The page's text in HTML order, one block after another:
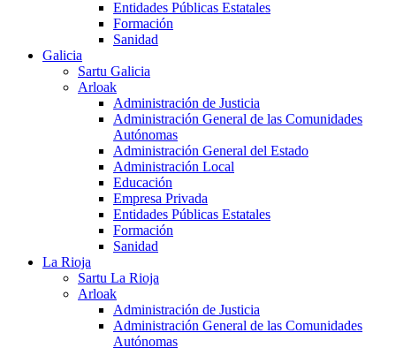
Entidades Públicas Estatales
Formación
Sanidad
Galicia
Sartu Galicia
Arloak
Administración de Justicia
Administración General de las Comunidades
Autónomas
Administración General del Estado
Administración Local
Educación
Empresa Privada
Entidades Públicas Estatales
Formación
Sanidad
La Rioja
Sartu La Rioja
Arloak
Administración de Justicia
Administración General de las Comunidades
Autónomas